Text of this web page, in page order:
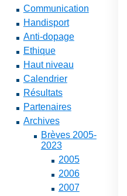
Communication
Handisport
Anti-dopage
Ethique
Haut niveau
Calendrier
Résultats
Partenaires
Archives
Brèves 2005-
2023
2005
2006
2007